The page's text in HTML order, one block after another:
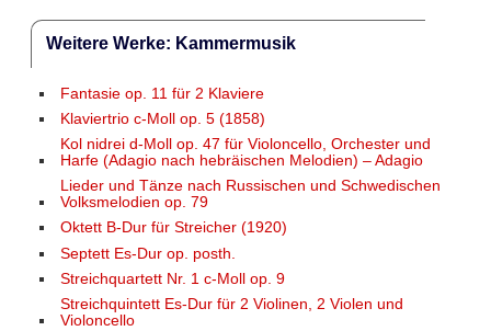
Weitere Werke: Kammermusik
Fantasie op. 11 für 2 Klaviere
Klaviertrio c-Moll op. 5 (1858)
Kol nidrei d-Moll op. 47 für Violoncello, Orchester und
Harfe (Adagio nach hebräischen Melodien) – Adagio
Lieder und Tänze nach Russischen und Schwedischen
Volksmelodien op. 79
Oktett B-Dur für Streicher (1920)
Septett Es-Dur op. posth.
Streichquartett Nr. 1 c-Moll op. 9
Streichquintett Es-Dur für 2 Violinen, 2 Violen und
Violoncello